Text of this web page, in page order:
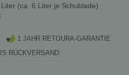
(ca. 6 Liter je Schublade)
1 JAHR RETOURA-GARANTIE
RÜCKVERSAND